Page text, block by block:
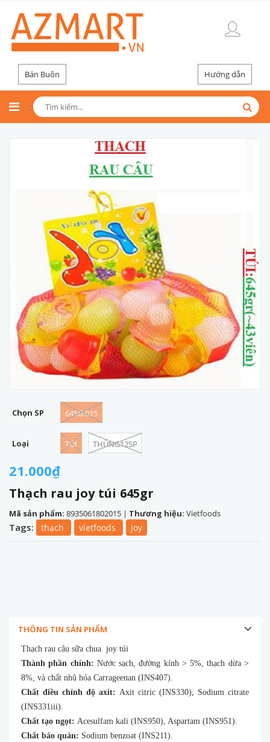
Bán Buôn Hướng dẫn
21.000₫
Thạch rau joy túi 645gr
Mã sản phẩm: 8935061802015 | Thương hiệu: Vietfoods
Chọn SP 645G.015
Loại TÚI THÙNG12SP
Tags: thạch vietfoods joy
THÔNG TIN SẢN PHẨM
Thạch rau câu sữa chua joy túi
Thành phần chính: Nước sạch, đường kính > 5%, thạch dừa >
8%, và chất nhũ hóa Carrageenan (INS407).
Chất điều chỉnh độ axit: Axit citric (INS330), Sodium citrate
(INS331iii).
Chất tạo ngọt: Acesulfam kali (INS950), Aspartam (INS951).
Chất bảo quản: Sodium benzoat (INS211).